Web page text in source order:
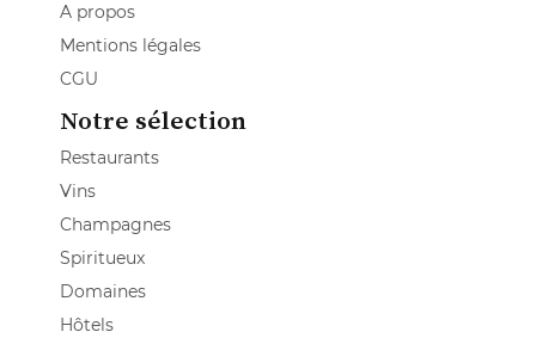
A propos
Mentions légales
CGU
Notre sélection
Restaurants
Vins
Champagnes
Spiritueux
Domaines
Hôtels